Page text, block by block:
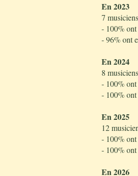
En 2023
7
- 100% ont
- 96% ont
En 2024
8
- 100% ont
- 100%
En 2025
12
- 100% ont
- 100%
En 2026